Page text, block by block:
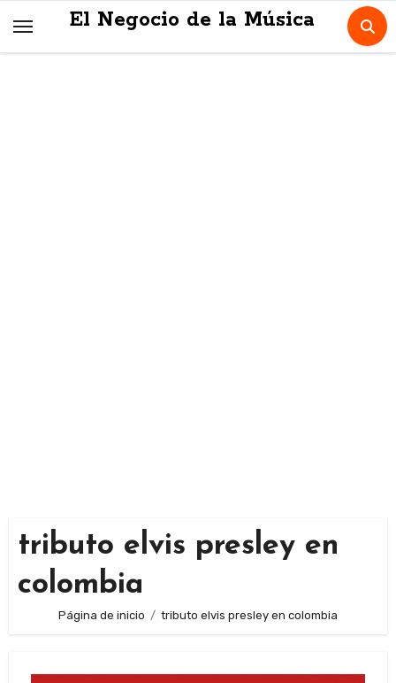
El Negocio de la Música
tributo elvis presley en
colombia
Página de inicio tributo elvis presley en colombia